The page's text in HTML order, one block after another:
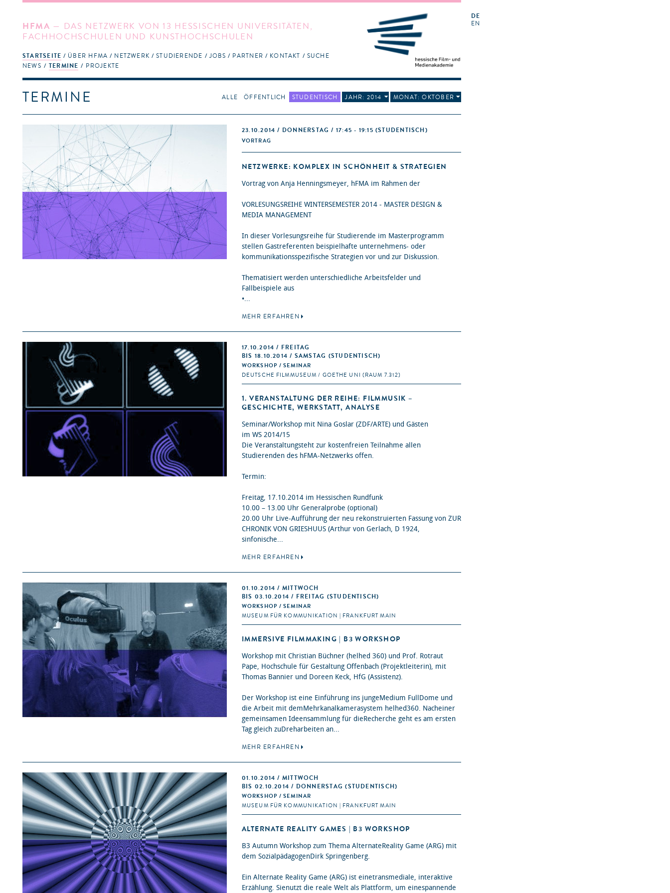
HFMA — DAS NETZWERK VON 13 HESSISCHEN UNIVERSITÄTEN,
FACHHOCHSCHULEN UND KUNSTHOCHSCHULEN
STARTSEITE
NEWS
TERMINE PROJEKTE
ÜBER HFMA NETZWERK STUDIERENDE JOBS PARTNER KONTAKT SUCHE
DE
EN
ALLE ÖFFENTLICH STUDENTISCH JAHR: 2014 MONAT: OKTOBER
TERMINE
23.10.2014 / DONNERSTAG / 17:45 - 19:15(STUDENTISCH)
VORTRAG
NETZWERKE: KOMPLEX IN SCHÖNHEIT & STRATEGIEN
Vortrag von Anja Henningsmeyer, hFMA im Rahmen der
VORLESUNGSREIHE WINTERSEMESTER 2014 - MASTER DESIGN &
MEDIA MANAGEMENT
In dieser Vorlesungsreihe für Studierende im Masterprogramm
stellen Gastreferenten beispielhafte unternehmens- oder
kommunikationsspezifische Strategien vor und zur Diskussion.
Thematisiert werden unterschiedliche Arbeitsfelder und
Fallbeispiele aus
•...
MEHR ERFAHREN
17.10.2014 / FREITAG
BIS 18.10.2014 / SAMSTAG (STUDENTISCH)
WORKSHOP / SEMINAR
DEUTSCHE FILMMUSEUM / GOETHE UNI (RAUM 7.312)
1. VERANSTALTUNG DER REIHE: FILMMUSIK –
GESCHICHTE, WERKSTATT, ANALYSE
Seminar/Workshop mit Nina Goslar (ZDF/ARTE) und Gästen
im WS 2014/15
Die Veranstaltungsteht zur kostenfreien Teilnahme allen
Studierenden des hFMA-Netzwerks offen.
Termin:
Freitag, 17.10.2014 im Hessischen Rundfunk
10.00 – 13.00 Uhr Generalprobe (optional)
20.00 Uhr Live-Aufführung der neu rekonstruierten Fassung von ZUR
CHRONIK VON GRIESHUUS (Arthur von Gerlach, D 1924,
sinfonische...
MEHR ERFAHREN
01.10.2014 / MITTWOCH
BIS 03.10.2014 / FREITAG (STUDENTISCH)
WORKSHOP / SEMINAR
MUSEUM FÜR KOMMUNIKATION | FRANKFURT MAIN
IMMERSIVE FILMMAKING | B3 WORKSHOP
Workshop mit Christian Büchner (helhed 360) und Prof. Rotraut
Pape, Hochschule für Gestaltung Offenbach (Projektleiterin), mit
Thomas Bannier und Doreen Keck, HfG (Assistenz).
Der Workshop ist eine Einführung ins jungeMedium FullDome und
die Arbeit mit demMehrkanalkamerasystem helhed360. Nacheiner
gemeinsamen Ideensammlung für dieRecherche geht es am ersten
Tag gleich zuDreharbeiten an...
MEHR ERFAHREN
01.10.2014 / MITTWOCH
BIS 02.10.2014 / DONNERSTAG (STUDENTISCH)
WORKSHOP / SEMINAR
MUSEUM FÜR KOMMUNIKATION | FRANKFURT MAIN
ALTERNATE REALITY GAMES | B3 WORKSHOP
B3 Autumn Workshop zum Thema AlternateReality Game (ARG) mit
dem SozialpädagogenDirk Springenberg.
Ein Alternate Reality Game (ARG) ist einetransmediale, interaktive
Erzählung. Sienutzt die reale Welt als Plattform, um einespannende